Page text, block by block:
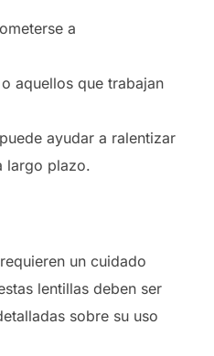
a
aquellos que trabajan
ayudar a ralentizar
largo plazo.
un cuidado
lentillas deben ser
sobre su uso